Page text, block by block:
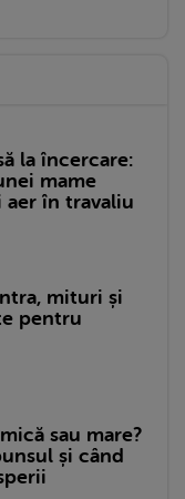
la încercare:
mame
aer în travaliu
mituri și
pentru
sau mare?
și când